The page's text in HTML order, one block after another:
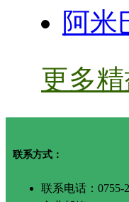
阿米
更多
联系方式：
联系电话：0755-